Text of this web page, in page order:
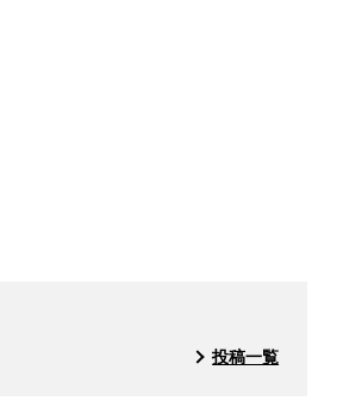
投稿一覧